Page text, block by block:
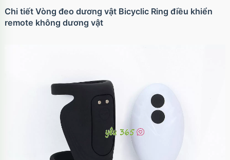
Chi tiết Vòng đeo dương vật Bicyclic Ring điều khiển
remote không dương vật